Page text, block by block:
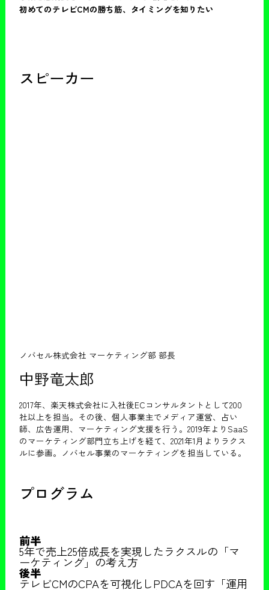
初めてのテレビCMの勝ち筋、タイミングを知りたい
スピーカー
ノバセル株式会社 マーケティング部 部長
中野竜太郎
2017年、楽天株式会社に入社後ECコンサルタントとして200
社以上を担当。その後、個人事業主でメディア運営、占い
師、広告運用、マーケティング支援を行う。2019年よりSaaS
のマーケティング部門立ち上げを経て、2021年1月よりラクス
ルに参画。ノバセル事業のマーケティングを担当している。
プログラム
前半
5年で売上25倍成長を実現したラクスルの「マ
ーケティング」の考え方
後半
テレビCMのCPAを可視化しPDCAを回す「運用